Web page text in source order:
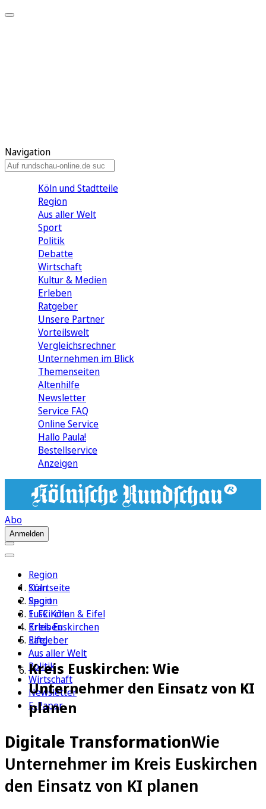
Navigation
Köln und Stadtteile
Region
Aus aller Welt
Sport
Politik
Debatte
Wirtschaft
Kultur & Medien
Erleben
Ratgeber
Unsere Partner
Vorteilswelt
Vergleichsrechner
Unternehmen im Blick
Themenseiten
Altenhilfe
Newsletter
Service FAQ
Online Service
Hallo Paula!
Bestellservice
Anzeigen
Abo
Anmelden
Region
Köln
Sport
1. FC Köln
Erleben
Ratgeber
Aus aller Welt
Politik
Wirtschaft
Newsletter
E-Paper
Startseite
Region
Euskirchen & Eifel
Kreis Euskirchen
Eifel
Kreis Euskirchen: Wie
Unternehmer den Einsatz von KI
planen
Digitale TransformationWie
Unternehmer im Kreis Euskirchen
den Einsatz von KI planen